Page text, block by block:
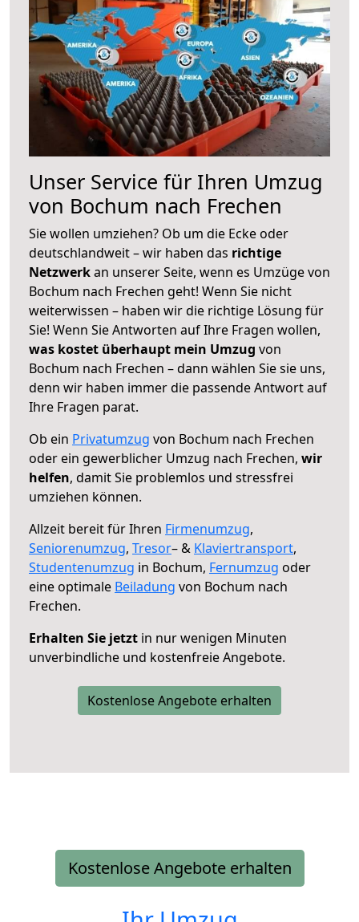
Unser Service für Ihren Umzug
von Bochum nach Frechen
Sie wollen umziehen? Ob um die Ecke oder
deutschlandweit – wir haben das richtige
Netzwerkan unserer Seite, wenn es Umzüge von
Bochum nach Frechen geht! Wenn Sie nicht
weiterwissen – haben wir die richtige Lösung für
Sie! Wenn Sie Antworten auf Ihre Fragen wollen,
was kostet überhaupt mein Umzug von
Bochum nach Frechen – dann wählen Sie sie uns,
denn wir haben immer die passende Antwort auf
Ihre Fragen parat.
Ob ein Privatumzug von Bochum nach Frechen
oder ein gewerblicher Umzug nach Frechen, wir
helfen, damit Sie problemlos und stressfrei
umziehen können.
Allzeit bereit für Ihren Firmenumzug,
Seniorenumzug, Tresor– & Klaviertransport,
Studentenumzug in Bochum, Fernumzug oder
eine optimale Beiladung von Bochum nach
Frechen.
Erhalten Sie jetzt in nur wenigen Minuten
unverbindliche und kostenfreie Angebote.
Kostenlose Angebote erhalten
Kostenlose Angebote erhalten